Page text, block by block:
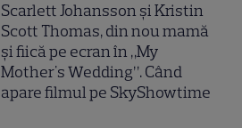
Scarlett Johansson și Kristin
Scott Thomas, din nou mamă
și fiică pe ecran în „My
Mother's Wedding”. Când
apare filmul pe SkyShowtime